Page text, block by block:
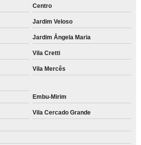
Centro
Jardim Veloso
Jardim Ângela Maria
Vila Cretti
Vila Mercês
Embu-Mirim
Vila Cercado Grande